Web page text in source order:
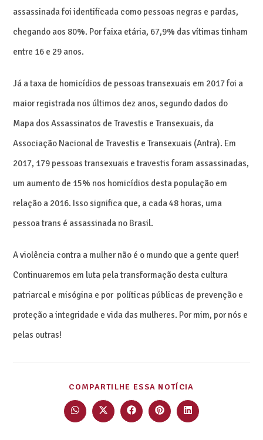
assassinada foi identificada como pessoas negras e pardas,
chegando aos 80%. Por faixa etária, 67,9% das vítimas tinham
entre 16 e 29 anos.
Já a taxa de homicídios de pessoas transexuais em 2017 foi a
maior registrada nos últimos dez anos, segundo dados do
Mapa dos Assassinatos de Travestis e Transexuais, da
Associação Nacional de Travestis e Transexuais (Antra). Em
2017, 179 pessoas transexuais e travestis foram assassinadas,
um aumento de 15% nos homicídios desta população em
relação a 2016. Isso significa que, a cada 48 horas, uma
pessoa trans é assassinada no Brasil.
A violência contra a mulher não é o mundo que a gente quer!
Continuaremos em luta pela transformação desta cultura
patriarcal e misógina e por políticas públicas de prevenção e
proteção a integridade e vida das mulheres. Por mim, por nós e
pelas outras!
COMPARTILHE ESSA NOTÍCIA